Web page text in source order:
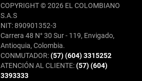
COPYRIGHT © 2026 EL COLOMBIANO
S.A.S
NIT: 890901352-3
Carrera 48 N° 30 Sur - 119, Envigado,
Antioquia, Colombia.
CONMUTADOR:(57) (604) 3315252
ATENCIÓN AL CLIENTE:(57) (604)
3393333